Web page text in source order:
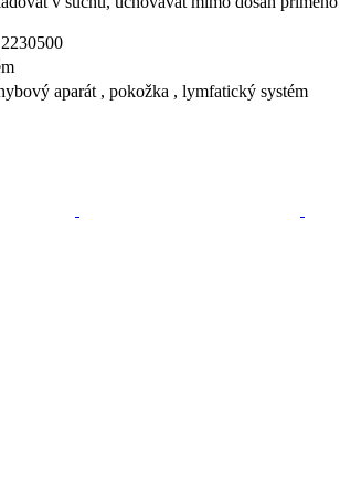
aparát , pokožka , lymfatický systém